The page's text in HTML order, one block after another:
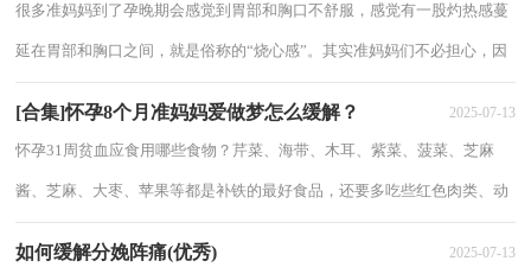
很多准妈妈到了孕晚期会感觉到胃部和胸口不舒服，感觉有一股灼热感蔓
延在胃部和胸口之间，就是俗称的“烧心感”。其实准妈妈们不必担心，因
[合集]怀孕8个月准妈妈爱做梦怎么缓解？ 2025-07-13
怀孕31周贫血应食用哪些食物？芹菜、海带、木耳、紫菜、菠菜、芝麻
酱、芝麻、大枣、苹果等都是补铁的最好食品，还要多吃些红色肉类、动
如何缓解分娩阵痛(优秀) 2025-07-13